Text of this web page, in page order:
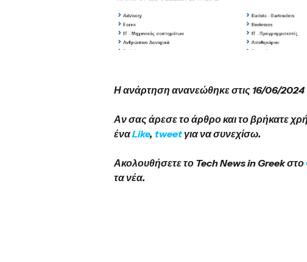
Η ανάρτηση ανανεώθηκε στις 16/06/2024
Αν σας άρεσε το άρθρο και το βρήκατε
έναLike, tweet για να συνεχίσω.
Ακολουθήσετε το Tech News in Greek στο
τα νέα.